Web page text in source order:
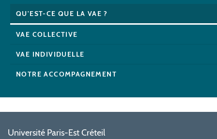
QU'EST-CE QUE LA VAE ?
VAE COLLECTIVE
VAE INDIVIDUELLE
NOTRE ACCOMPAGNEMENT
Université Paris-Est Créteil